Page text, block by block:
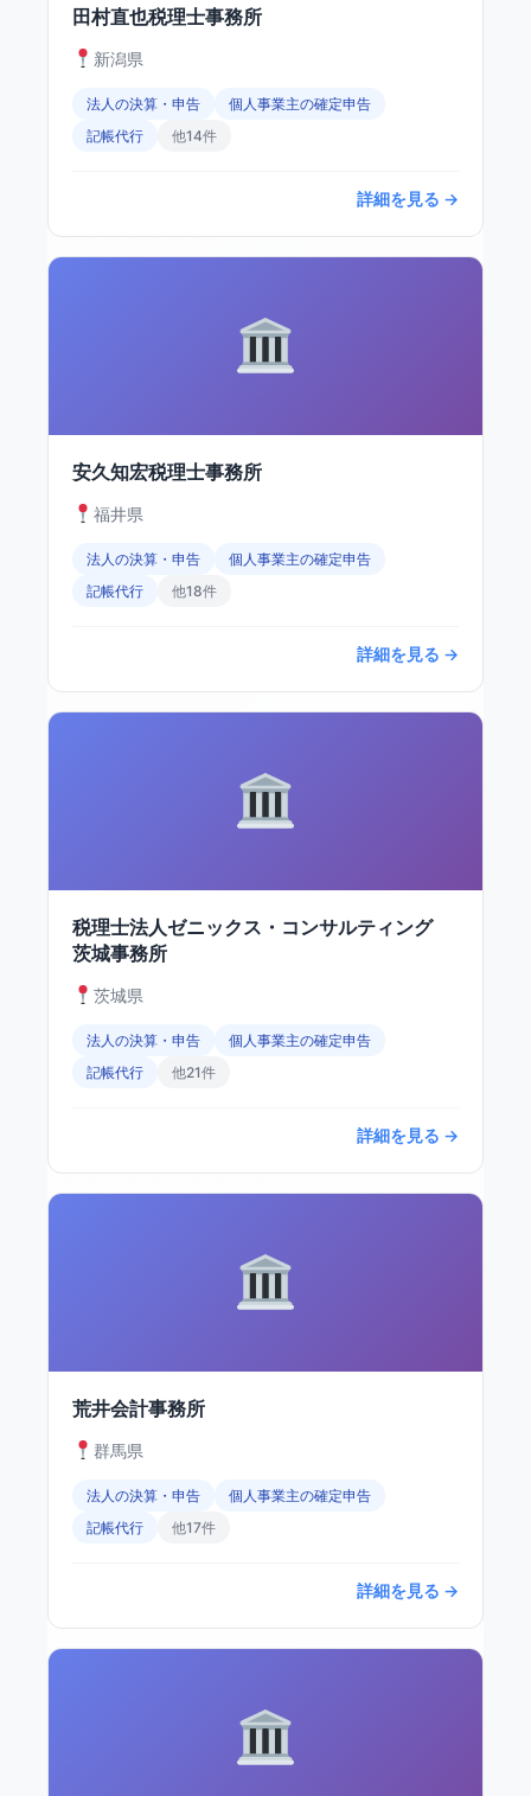
田村直也税理士事務所
新潟県
法人の決算・申告
個人事業主の確定申告
記帳代行
他14件
詳細を見る →
安久知宏税理士事務所
福井県
法人の決算・申告
個人事業主の確定申告
記帳代行
他18件
詳細を見る →
税理士法人ゼニックス・コンサルティング
茨城事務所
茨城県
法人の決算・申告
個人事業主の確定申告
記帳代行
他21件
詳細を見る →
荒井会計事務所
群馬県
法人の決算・申告
個人事業主の確定申告
記帳代行
他17件
詳細を見る →